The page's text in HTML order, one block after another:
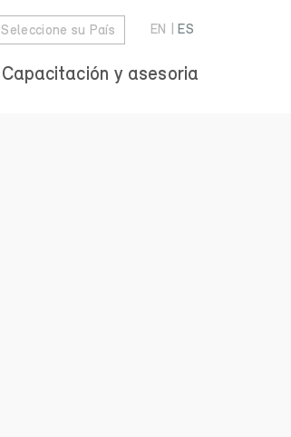
Capacitación y asesoria
Seleccione su País EN ES